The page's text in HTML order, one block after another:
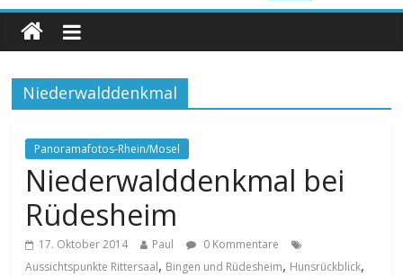
Niederwalddenkmal
Panoramafotos-Rhein/Mosel
Niederwalddenkmal bei
Rüdesheim
17. Oktober 2014 Paul
0 Kommentare
Aussichtspunkte Rittersaal, Bingen und Rüdesheim, Hunsrückblick,